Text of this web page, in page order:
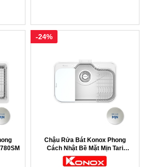
(năm) cho chậu rửa – 3 (năm)
bát Overmount Series
Chậu Rửa Bát Konox Phong
Cách Nhật Bề Mặt Mịn Tari
7851SM
-24%